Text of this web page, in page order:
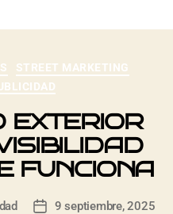
STREET MARKETING
EXTERIOR
FUNCIONA
9 septiembre, 2025